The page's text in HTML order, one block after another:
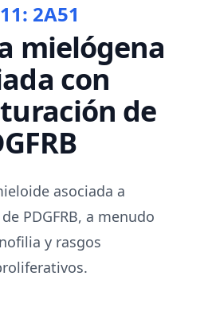
2A51
mielógena
con
de
asociada a
PDGFRB, a menudo
y rasgos